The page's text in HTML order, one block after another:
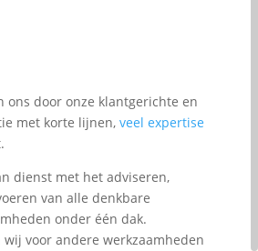
ons door onze klantgerichte en
met korte lijnen, veel expertise
dienst met het adviseren,
van alle denkbare
onder één dak.
wij voor andere werkzaamheden